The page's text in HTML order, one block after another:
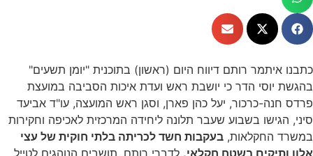
כתבנו איתמר רותם דיווח היום (ראשון) בתוכנית "יומן תשעים"
בהגשת יוסי הדר כי יושבת ראש ועדת איכות הסביבה במועצת
פרדס חנה-כרכור, יעל כהן פארן, וסגן ראש המועצה, עו"ד אביעד
סיני, הגישו בשבוע שעבר תלונה ליחידה המרכזית לאכיפה וחקירות
במשרד החקלאות, בעקבות חשד לכריתה בלתי חוקית של עצי